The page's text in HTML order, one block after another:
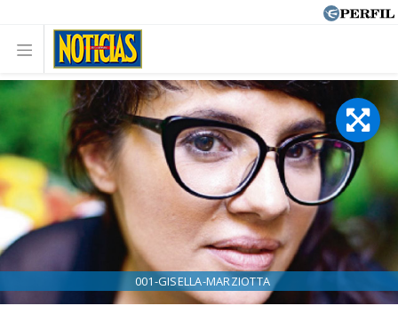
001-GISELLA-MARZIOTTA